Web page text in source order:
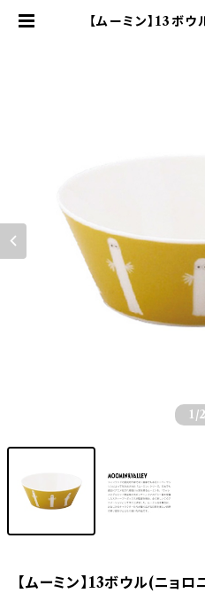
【ムーミン】13ボ
1 /2
【ムーミン】13ボウル(ニョロ